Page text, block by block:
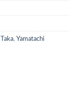
Taka, Yamatachi